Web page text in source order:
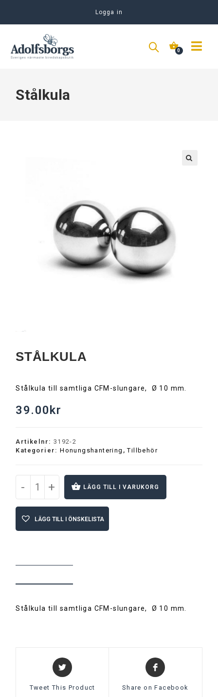
Logga in
Stålkula
STÅLKULA
Stålkula till samtliga CFM-slungare, Ø 10 mm.
39.00 kr
Artikelnr: 3192-2
Kategorier:Honungshantering ,Tillbehör
- + LÄGG TILL I VARUKORG
e
v
:
LÄGG TILL I ÖNSKELISTA
Stålkula till samtliga CFM-slungare, Ø 10 mm.
Tweet This Product Share on Facebook